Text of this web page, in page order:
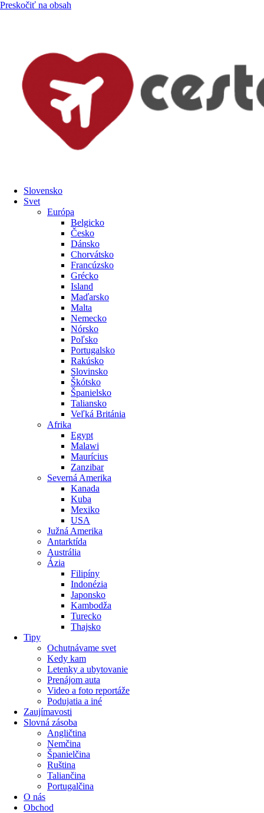
Preskočiť na obsah
Slovensko
Svet
Európa
Belgicko
Česko
Dánsko
Chorvátsko
Francúzsko
Grécko
Island
Maďarsko
Malta
Nemecko
Nórsko
Poľsko
Portugalsko
Rakúsko
Slovinsko
Škótsko
Španielsko
Taliansko
Veľká Británia
Afrika
Egypt
Malawi
Maurícius
Zanzibar
Severná Amerika
Kanada
Kuba
Mexiko
USA
Južná Amerika
Antarktída
Austrália
Ázia
Filipíny
Indonézia
Japonsko
Kambodža
Turecko
Thajsko
Tipy
Ochutnávame svet
Kedy kam
Letenky a ubytovanie
Prenájom auta
Video a foto reportáže
Podujatia a iné
Zaujímavosti
Slovná zásoba
Angličtina
Nemčina
Španielčina
Ruština
Taliančina
Portugalčina
O nás
Obchod